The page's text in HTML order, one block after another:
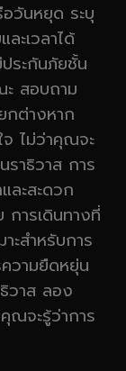
วันหยุด ระบุ
ะเวลาได้
ระกันภัยชั้น
สอบถาม
กต่างหาก
ไม่ว่าคุณจะ
าธิวาส การ
ละสะดวก
ารเดินทางที่
ะสำหรับการ
วามยืดหยุ่น
วาส ลอง
ณจะรู้ว่าการ